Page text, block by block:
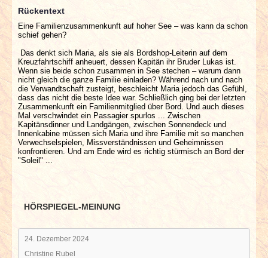
Rückentext
Eine Familienzusammenkunft auf hoher See – was kann da schon
schief gehen?
Das denkt sich Maria, als sie als Bordshop-Leiterin auf dem
Kreuzfahrtschiff anheuert, dessen Kapitän ihr Bruder Lukas ist.
Wenn sie beide schon zusammen in See stechen – warum dann
nicht gleich die ganze Familie einladen? Während nach und nach
die Verwandtschaft zusteigt, beschleicht Maria jedoch das Gefühl,
dass das nicht die beste Idee war. Schließlich ging bei der letzten
Zusammenkunft ein Familienmitglied über Bord. Und auch dieses
Mal verschwindet ein Passagier spurlos ... Zwischen
Kapitänsdinner und Landgängen, zwischen Sonnendeck und
Innenkabine müssen sich Maria und ihre Familie mit so manchen
Verwechselspielen, Missverständnissen und Geheimnissen
konfrontieren. Und am Ende wird es richtig stürmisch an Bord der
"Soleil" ...
HÖRSPIEGEL-MEINUNG
24. Dezember 2024
Christine Rubel